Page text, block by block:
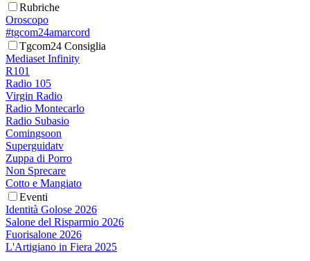
Rubriche
Oroscopo
#tgcom24amarcord
Tgcom24 Consiglia
Mediaset Infinity
R101
Radio 105
Virgin Radio
Radio Montecarlo
Radio Subasio
Comingsoon
Superguidatv
Zuppa di Porro
Non Sprecare
Cotto e Mangiato
Eventi
Identità Golose 2026
Salone del Risparmio 2026
Fuorisalone 2026
L'Artigiano in Fiera 2025